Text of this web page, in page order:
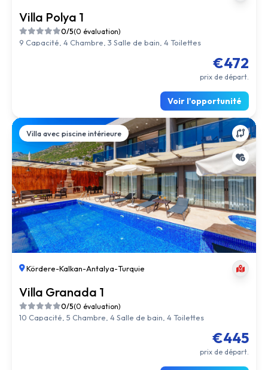
Villa Polya 1
0/5(0 évaluation)
9 Capacité, 4 Chambre, 3 Salle de bain, 4 Toilettes
€472
prix de départ.
Voir l'opportunité
Villa avec piscine intérieure
Kördere-Kalkan-Antalya-Turquie
Villa Granada 1
0/5(0 évaluation)
10 Capacité, 5 Chambre, 4 Salle de bain, 4 Toilettes
€445
prix de départ.